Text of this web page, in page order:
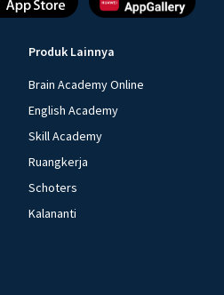
Produk Lainnya
Brain Academy Online
English Academy
Skill Academy
Ruangkerja
Schoters
Kalananti